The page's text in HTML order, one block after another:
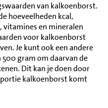
van kalkoenborst.
hoeveelheden kcal,
en mineralen
voor kalkoenborst
Je kunt ook een andere
500 gram om daarvan de
Dit kan je doen door
kalkoenborst komt